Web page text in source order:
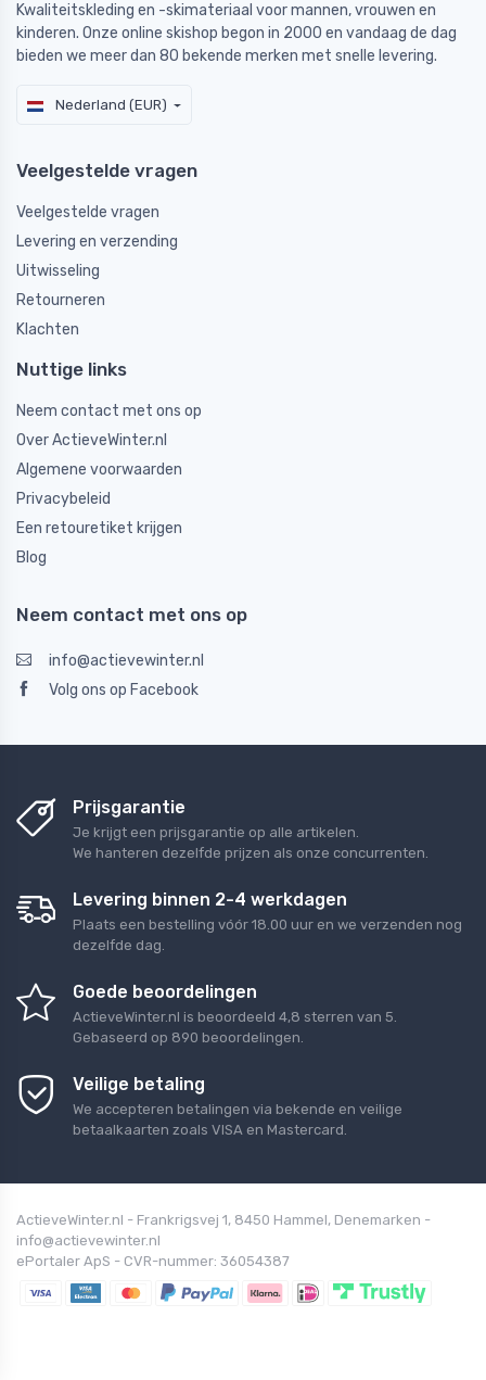
Kwaliteitskleding en -skimateriaal voor mannen, vrouwen en
kinderen. Onze online skishop begon in 2000 en vandaag de dag
bieden we meer dan 80 bekende merken met snelle levering.
Nederland (EUR)
Veelgestelde vragen
Veelgestelde vragen
Levering en verzending
Uitwisseling
Retourneren
Klachten
Nuttige links
Neem contact met ons op
Over ActieveWinter.nl
Algemene voorwaarden
Privacybeleid
Een retouretiket krijgen
Blog
Neem contact met ons op
info@actievewinter.nl
Volg ons op Facebook
Prijsgarantie
Je krijgt een prijsgarantie op alle artikelen.
We hanteren dezelfde prijzen als onze concurrenten.
Levering binnen 2-4 werkdagen
Plaats een bestelling vóór 18.00 uur en we verzenden nog
dezelfde dag.
Goede beoordelingen
ActieveWinter.nl is beoordeeld 4,8 sterren van 5
Gebaseerd op 890 beoordelingen.
Veilige betaling
We accepteren betalingen via bekende en veilige
betaalkaarten zoals VISA en Mastercard.
ActieveWinter.nl - Frankrigsvej 1, 8450 Hammel, Denemarken -
info@actievewinter.nl
ePortaler ApS - CVR-nummer: 36054387